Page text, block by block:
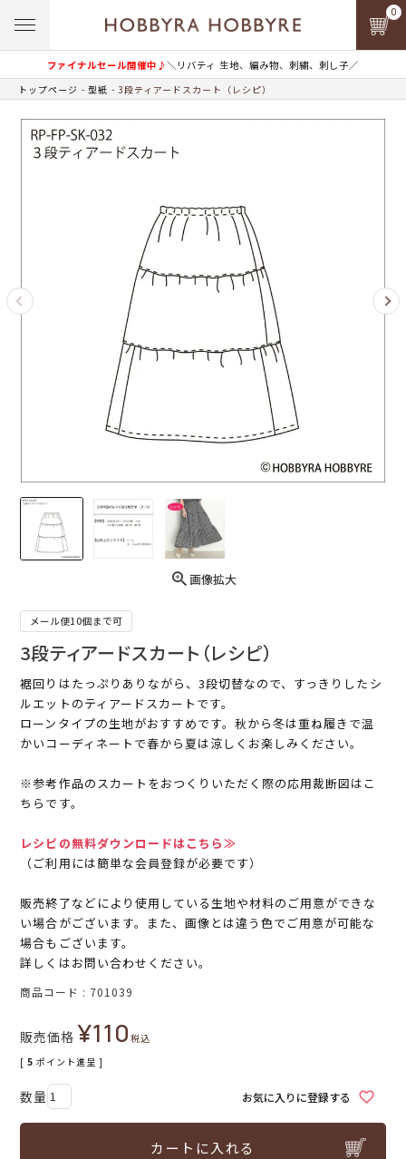
ファイナルセール開催中♪＼リバティ 生地、編み物、刺繍、刺し子／
0
トップページ 型紙 3段ティアードスカート（レシピ）
画像拡大
メール便10個まで可
3段ティアードスカート（レシピ）
裾回りはたっぷりありながら、3段切替なので、すっきりしたシ
ルエットのティアードスカートです。
ローンタイプの生地がおすすめです。秋から冬は重ね履きで温
かいコーディネートで春から夏は涼しくお楽しみください。
※参考作品のスカートをおつくりいただく際の応用裁断図はこ
ちらです。
レシピの無料ダウンロードはこちら≫
（ご利用には簡単な会員登録が必要です）
販売終了などにより使用している生地や材料のご用意ができな
い場合がございます。また、画像とは違う色でご用意が可能な
場合もございます。
詳しくはお問い合わせください。
商品コード 701039
販売価格 ¥110税込
[ 5 ポイント進呈 ]
お気に入りに登録する
カートに入れる